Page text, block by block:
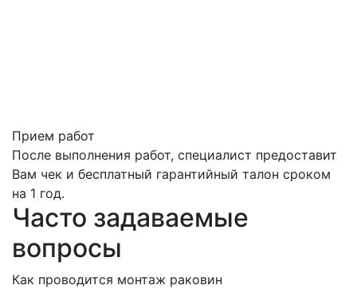
Прием работ
После выполнения работ, специалист предоставит
Вам чек и бесплатный гарантийный талон сроком
на 1 год.
Часто задаваемые
вопросы
Как проводится монтаж раковин